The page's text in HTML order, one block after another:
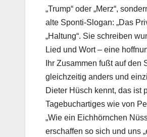
„Trump“ oder „Merz“,
alte Sponti-Slogan: „Das
„Haltung“. Sie schreiben
Lied und Wort – eine
Ihr Zusammen fußt auf
gleichzeitig anders und
Dieter Hüsch kennt, das ist
Tagebuchartiges wie von
„Wie ein Eichhörnchen
erschaffen so sich und uns